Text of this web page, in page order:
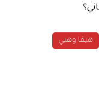
هيفا وهبي